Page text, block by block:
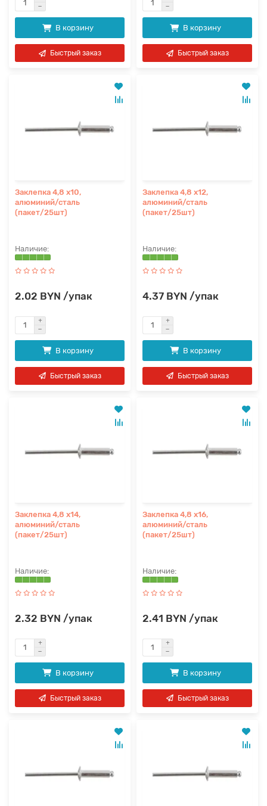
В корзину
Быстрый заказ
В корзину
Быстрый заказ
Заклепка 4,8 х10,
алюминий/сталь
(пакет/25шт)
2.02 BYN /упак
В корзину
Быстрый заказ
Заклепка 4,8 х12,
алюминий/сталь
(пакет/25шт)
4.37 BYN /упак
В корзину
Быстрый заказ
Заклепка 4,8 х14,
алюминий/сталь
(пакет/25шт)
2.32 BYN /упак
В корзину
Быстрый заказ
Заклепка 4,8 х16,
алюминий/сталь
(пакет/25шт)
2.41 BYN /упак
В корзину
Быстрый заказ